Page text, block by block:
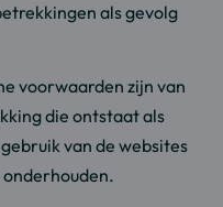
als gevolg
voorwaarden zijn van
die ontstaat als
van de websites